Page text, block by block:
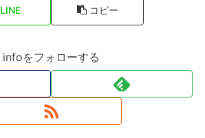
LINE コピー
infoをフォローする